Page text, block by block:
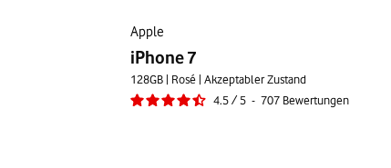
Apple
iPhone 7
128GB | Rosé | Akzeptabler Zustand
4.5 / 5 - 707 Bewertungen